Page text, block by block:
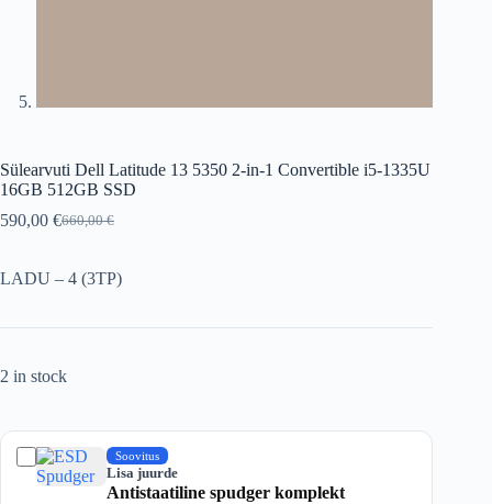
Sülearvuti Dell Latitude 13 5350 2-in-1 Convertible i5-1335U
16GB 512GB SSD
660,00€
Original
was:
660,00 €.
590,00 €Current
590,00 €.
LADU – 4 (3TP)
2 in stock
Soovitus
Lisa juurde
Antistaatiline spudger komplekt